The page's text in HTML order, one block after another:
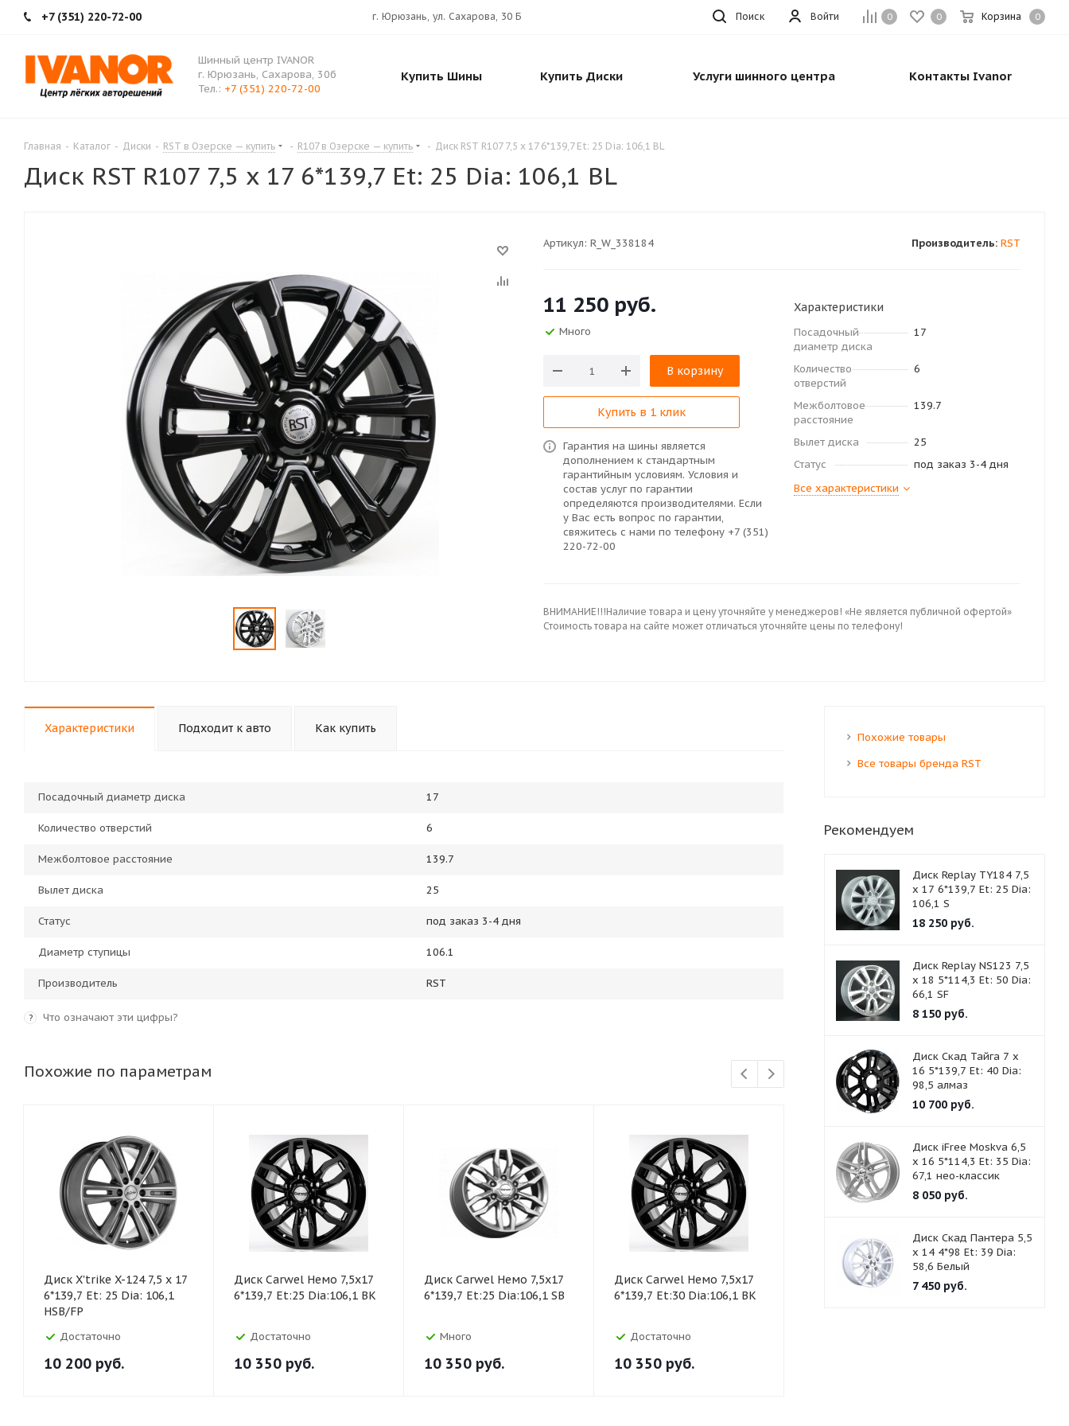
+7 (351) 220-72-00 0 0 Корзина 0
Войти
г. Юрюзань, ул. Сахарова, 30 Б Поиск
Шинный центр IVANOR
г. Юрюзань, Сахарова, 30б
Тел.: +7 (351) 220-72-00
Купить Шины Купить Диски Услуги шинного центра Контакты Ivanor
Главная - Каталог - Диски - RST в Озерске — купить - R107 в Озерске — купить - Диск RST R107 7,5 x 17 6*139,7 Et: 25 Dia: 106,1 BL
Диск RST R107 7,5 x 17 6*139,7 Et: 25 Dia: 106,1 BL
Артикул: R_W_338184 Производитель: RST
11 250 руб.
Много
В корзину
Купить в 1 клик
Гарантия на шины является
дополнением к стандартным
гарантийным условиям. Условия и
состав услуг по гарантии
определяются производителями. Если
у Вас есть вопрос по гарантии,
свяжитесь с нами по телефону +7 (351)
220-72-00
Характеристики
Посадочный
диаметр диска
17
Количество
отверстий
6
Межболтовое
расстояние
139.7
Вылет диска
25
Статус
под заказ 3-4 дня
Все характеристики
ВНИМАНИЕ!!!Наличие товара и цену уточняйте у менеджеров! «Не является публичной офертой»
Стоимость товара на сайте может отличаться уточняйте цены по телефону!
Характеристики Подходит к авто Как купить
Посадочный диаметр диска 17
Количество отверстий 6
Межболтовое расстояние 139.7
Вылет диска 25
Статус под заказ 3-4 дня
Диаметр ступицы 106.1
Производитель RST
? Что означают эти цифры?
Похожие по параметрам
Диск X'trike X-124 7,5 x 17
6*139,7 Et: 25 Dia: 106,1
HSB/FP
Достаточно
10 200 руб.
Диск Carwel Немо 7,5x17
6*139,7 Et:25 Dia:106,1 BK
Достаточно
10 350 руб.
Диск Carwel Немо 7,5x17
6*139,7 Et:25 Dia:106,1 SB
Много
10 350 руб.
Диск Carwel Немо 7,5x17
6*139,7 Et:30 Dia:106,1 BK
Достаточно
10 350 руб.
Диск Carwel Немо 7,5x17
6*139,7 Et:33 Dia:100,1 BK
Похожие товары
Все товары бренда RST
Рекомендуем
Диск Replay TY184 7,5
x 17 6*139,7 Et: 25 Dia:
106,1 S
18 250руб.
Диск Replay NS123 7,5
x 18 5*114,3 Et: 50 Dia:
66,1 SF
8 150руб.
Диск Скад Тайга 7 x
16 5*139,7 Et: 40 Dia:
98,5 алмаз
10 700руб.
Диск iFree Moskva 6,5
x 16 5*114,3 Et: 35 Dia:
67,1 нео-классик
8 050руб.
Диск Скад Пантера 5,5
x 14 4*98 Et: 39 Dia:
58,6 Белый
7 450руб.